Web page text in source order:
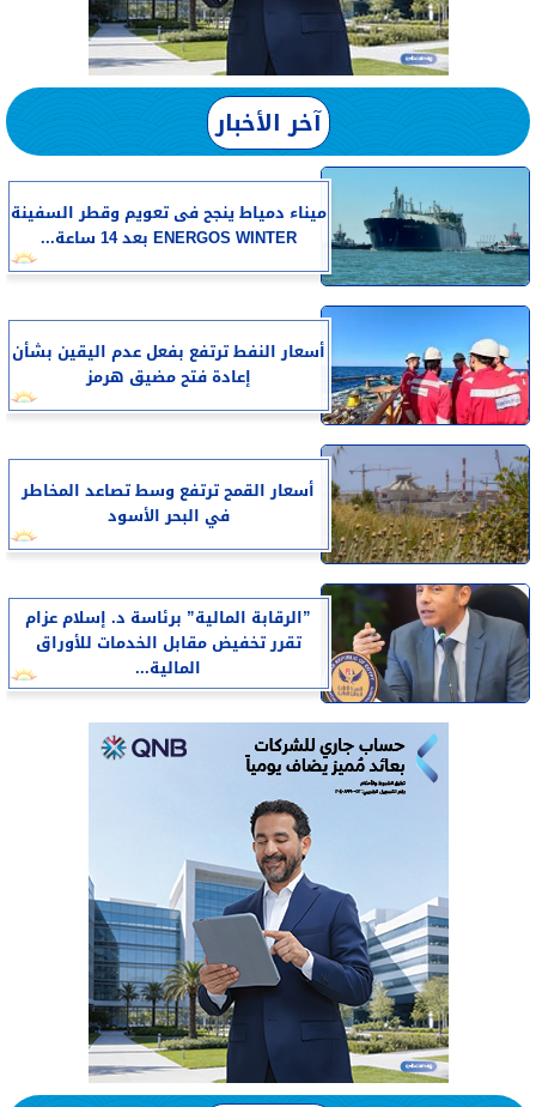
آخر الأخبار
​ميناء دمياط ينجح فى تعويم وقطر السفينة
ENERGOS WINTER بعد 14 ساعة...
أسعار النفط ترتفع بفعل عدم اليقين بشأن
إعادة فتح مضيق هرمز
أسعار القمح ترتفع وسط تصاعد المخاطر
في البحر الأسود
”الرقابة المالية” برئاسة د. إسلام عزام
تقرر تخفيض مقابل الخدمات للأوراق
المالية...